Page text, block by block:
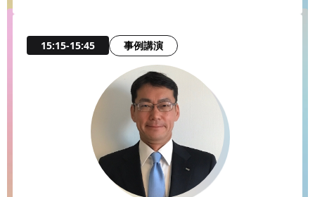
15:15-15:45 事例講演